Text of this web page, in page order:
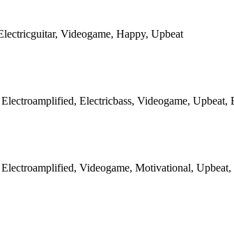
Videogame, Happy, Upbeat
Electricbass, Videogame, Upbeat,
Videogame, Motivational, Upbeat,